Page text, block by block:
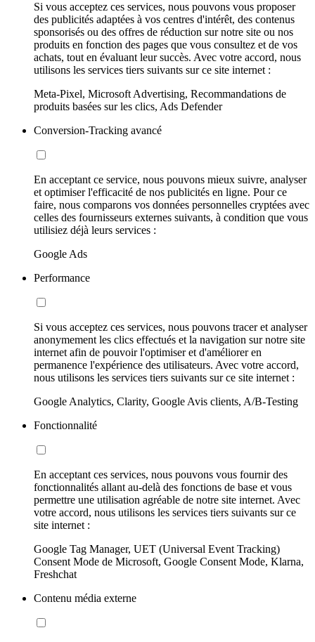
Si vous acceptez ces services, nous pouvons vous proposer
des publicités adaptées à vos centres d'intérêt, des contenus
sponsorisés ou des offres de réduction sur notre site ou nos
produits en fonction des pages que vous consultez et de vos
achats, tout en évaluant leur succès. Avec votre accord, nous
utilisons les services tiers suivants sur ce site internet :
Meta-Pixel, Microsoft Advertising, Recommandations de
produits basées sur les clics, Ads Defender
Conversion-Tracking avancé
En acceptant ce service, nous pouvons mieux suivre, analyser
et optimiser l'efficacité de nos publicités en ligne. Pour ce
faire, nous comparons vos données personnelles cryptées avec
celles des fournisseurs externes suivants, à condition que vous
utilisiez déjà leurs services :
Google Ads
Performance
Si vous acceptez ces services, nous pouvons tracer et analyser
anonymement les clics effectués et la navigation sur notre site
internet afin de pouvoir l'optimiser et d'améliorer en
permanence l'expérience des utilisateurs. Avec votre accord,
nous utilisons les services tiers suivants sur ce site internet :
Google Analytics, Clarity, Google Avis clients, A/B-Testing
Fonctionnalité
En acceptant ces services, nous pouvons vous fournir des
fonctionnalités allant au-delà des fonctions de base et vous
permettre une utilisation agréable de notre site internet. Avec
votre accord, nous utilisons les services tiers suivants sur ce
site internet :
Google Tag Manager, UET (Universal Event Tracking)
Consent Mode de Microsoft, Google Consent Mode, Klarna,
Freshchat
Contenu média externe